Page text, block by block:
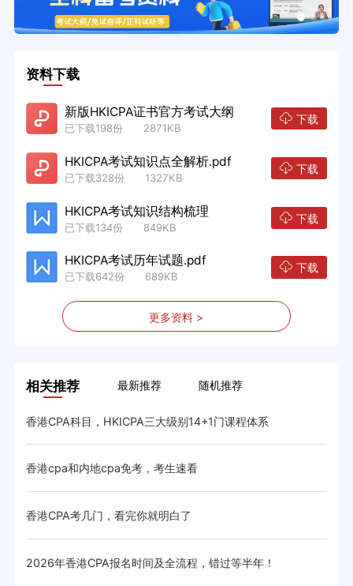
资料下载
新版HKICPA证书官方考试大纲
已下载198份 2871KB
下载
HKICPA考试知识点全解析.pdf
已下载328份 1327KB
下载
HKICPA考试知识结构梳理
已下载134份 849KB
下载
HKICPA考试历年试题.pdf
已下载642份 689KB
下载
更多资料 >
相关推荐 最新推荐 随机推荐
香港CPA科目，HKICPA三大级别14+1门课程体系
香港cpa和内地cpa免考，考生速看
香港CPA考几门，看完你就明白了
2026年香港CPA报名时间及全流程，错过等半年！